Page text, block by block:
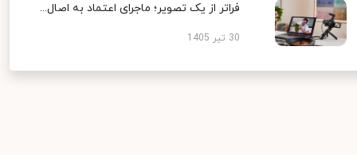
فراتر از یک تصویر؛ ماجرای اعتماد به اصال...
30 تیر 1405